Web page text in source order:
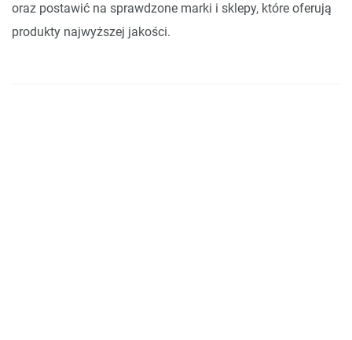
oraz postawić na sprawdzone marki i sklepy, które oferują
produkty najwyższej jakości.